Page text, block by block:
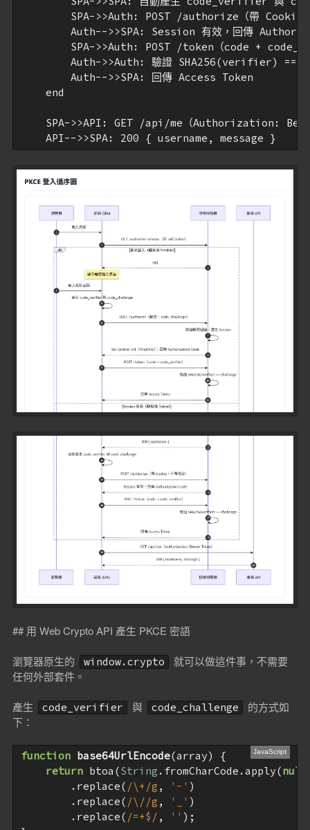
SPA->>Auth: POST /authorize（帶 Cookie，
Auth-->>SPA: Session 有效，回傳
SPA->>Auth: POST /token（code +
Auth->>Auth: 驗證 SHA256(verifier) ==
        Auth-->>SPA: 回傳 Access Token
    end
SPA->>API: GET /api/me（Authorization:
## 用 Web Crypto API 產生 PKCE 密語
瀏覽器原生的 window.crypto
就可以做這件事，不需要
任何外部套件。
產生 code_verifier 與 code_challenge
的方式如
下：
function base64UrlEncode(array) {
return btoa(String .fromCharCode.apply(null
        .replace(
/\+/g , '-' )
        .replace(
/\//g , '_' )
        .replace(
/=+$/ , '' );